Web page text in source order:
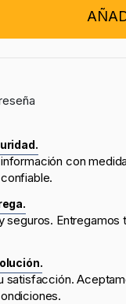
con
seguros.
satisfacción.